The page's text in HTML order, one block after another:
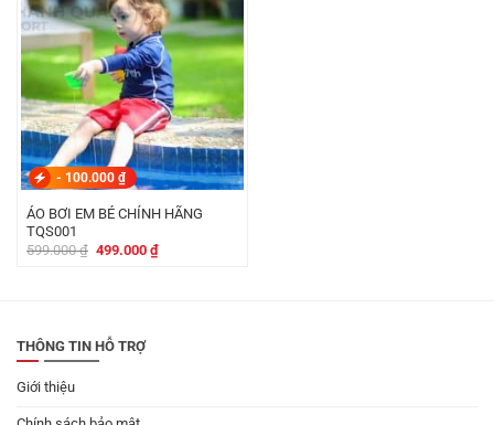
- 100.000 ₫
ÁO BƠI EM BÉ CHÍNH HÃNG
TQS001
599.000₫ Giá
499.000 ₫Giá
hiện
THÔNG TIN HỖ TRỢ
Giới thiệu